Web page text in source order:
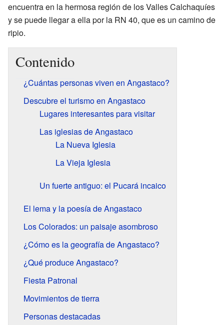
encuentra en la hermosa región de los Valles Calchaquíes
y se puede llegar a ella por la RN 40, que es un camino de
ripio.
Contenido
¿Cuántas personas viven en Angastaco?
Descubre el turismo en Angastaco
Lugares interesantes para visitar
Las iglesias de Angastaco
La Nueva Iglesia
La Vieja Iglesia
Un fuerte antiguo: el Pucará incaico
El lema y la poesía de Angastaco
Los Colorados: un paisaje asombroso
¿Cómo es la geografía de Angastaco?
¿Qué produce Angastaco?
Fiesta Patronal
Movimientos de tierra
Personas destacadas